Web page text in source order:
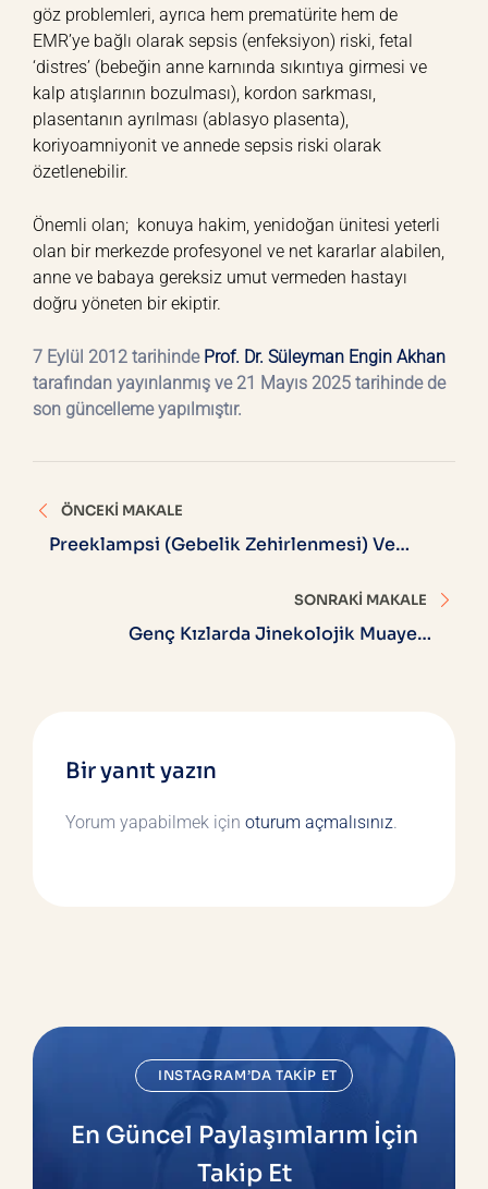
göz problemleri, ayrıca hem prematürite hem de
EMR’ye bağlı olarak sepsis (enfeksiyon) riski, fetal
‘distres’ (bebeğin anne karnında sıkıntıya girmesi ve
kalp atışlarının bozulması), kordon sarkması,
plasentanın ayrılması (ablasyo plasenta),
koriyoamniyonit ve annede sepsis riski olarak
özetlenebilir.
Önemli olan; konuya hakim, yenidoğan ünitesi yeterli
olan bir merkezde profesyonel ve net kararlar alabilen,
anne ve babaya gereksiz umut vermeden hastayı
doğru yöneten bir ekiptir.
7 Eylül 2012 tarihinde Prof. Dr. Süleyman Engin Akhan
tarafından yayınlanmış ve 21 Mayıs 2025 tarihinde de
son güncelleme yapılmıştır.
Yazı
gezinmesi
ÖNCEKI MAKALE
Preeklampsi (Gebelik Zehirlenmesi) Ve
SONRAKI MAKALE
Genç Kızlarda Jinekolojik Muayene
Bir yanıt yazın
Yorum yapabilmek için oturum açmalısınız
INSTAGRAM’DA TAKIP ET
En Güncel Paylaşımlarım İçin
Takip Et